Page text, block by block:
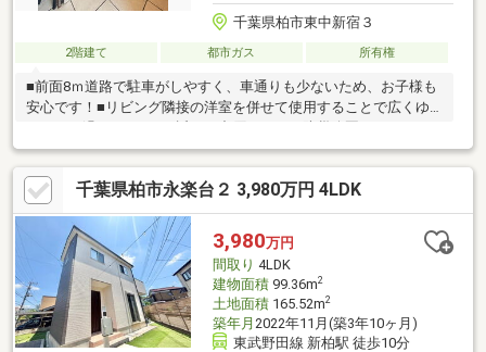
千葉県柏市東中新宿３
2階建て 都市ガス 所有権
■前面8ｍ道路で駐車がしやすく、車通りも少ないため、お子様も
安心です！■リビング隣接の洋室を併せて使用することで広くゆ
子様の遊び場として使え、災害時には避難場所の為、安心してお
過ごしいただけます！■徒歩5分（375ｍ）に光ヶ丘中学校があり
ます！■角地の為陽当たり通風ともに良好です！■横幅5.4ｍのバル
コニーで多くの洗濯物が干せます♪
千葉県柏市永楽台２ 3,980万円 4LDK
3,980万円
間取り 4LDK
建物面積99.36m2
土地面積165.52m2
築年月 2022年11月(築3年10ヶ月)
東武野田線 新柏駅 徒歩10分